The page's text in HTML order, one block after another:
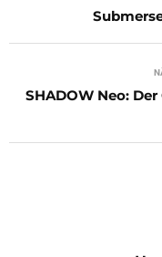
SHADOW Neo: